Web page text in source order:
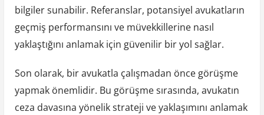
bilgiler sunabilir. Referanslar, potansiyel avukatların
geçmiş performansını ve müvekkillerine nasıl
yaklaştığını anlamak için güvenilir bir yol sağlar.
Son olarak, bir avukatla çalışmadan önce görüşme
yapmak önemlidir. Bu görüşme sırasında, avukatın
ceza davasına yönelik strateji ve yaklaşımını anlamak